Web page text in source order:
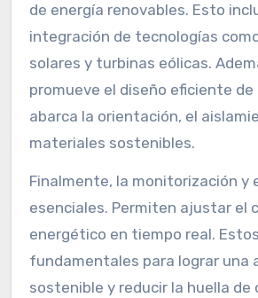
de energía renovables. Esto
integración de tecnologías
solares y turbinas eólicas.
promueve el diseño eficiente de
abarca la orientación, el
materiales sostenibles.
Finalmente, la monitorización y
esenciales. Permiten ajustar el
energético en tiempo real.
fundamentales para lograr una
sostenible y reducir la huella de